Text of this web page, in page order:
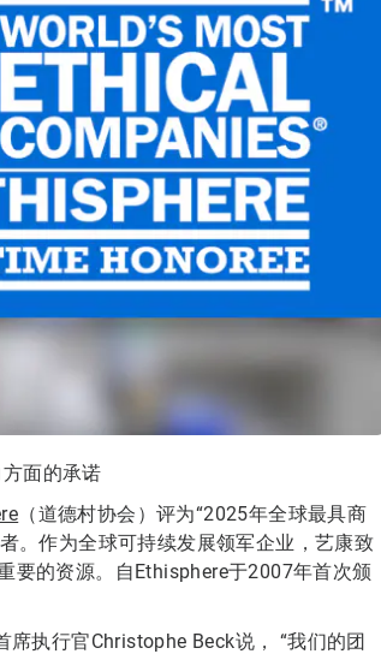
面的承诺
（道德村协会）评为“2025年全球最具商
。作为全球可持续发展领军企业，艺康致
要的资源。自Ethisphere于2007年首次颁
执行官Christophe Beck说， “我们的团